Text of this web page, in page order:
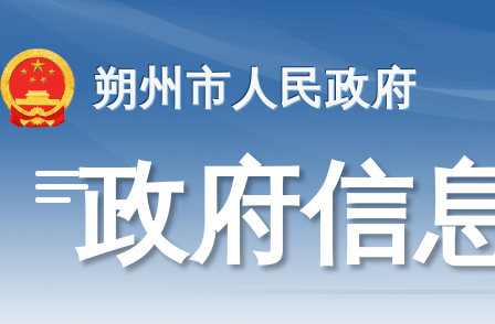
朔州市人民政府
政府信